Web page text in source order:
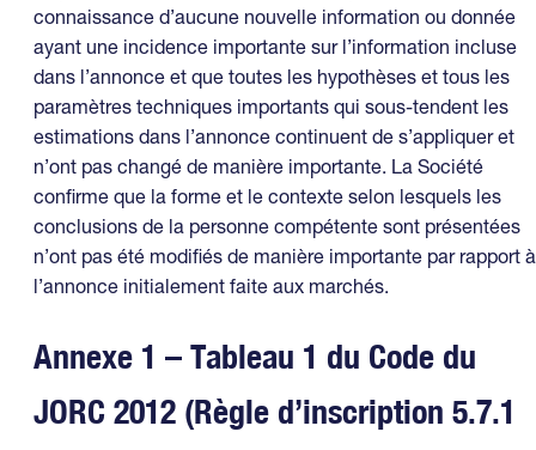
connaissance d’aucune nouvelle information ou donnée
ayant une incidence importante sur l’information incluse
dans l’annonce et que toutes les hypothèses et tous les
paramètres techniques importants qui sous-tendent les
estimations dans l’annonce continuent de s’appliquer et
n’ont pas changé de manière importante. La Société
confirme que la forme et le contexte selon lesquels les
conclusions de la personne compétente sont présentées
n’ont pas été modifiés de manière importante par rapport à
l’annonce initialement faite aux marchés.
Annexe 1 – Tableau 1 du Code du
JORC 2012 (Règle d’inscription 5.7.1